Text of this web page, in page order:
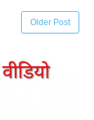
Older Post